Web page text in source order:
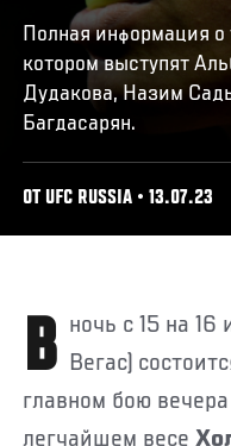
Полная информация о
котором выступят
Дудакова, Назим
Багдасарян.
ОТ UFC RUSSIA • 13.07.23
В ночь с 15 на 16 июля в UFC Apex (Лас- Вегас)
главном бою
легчайшем весе